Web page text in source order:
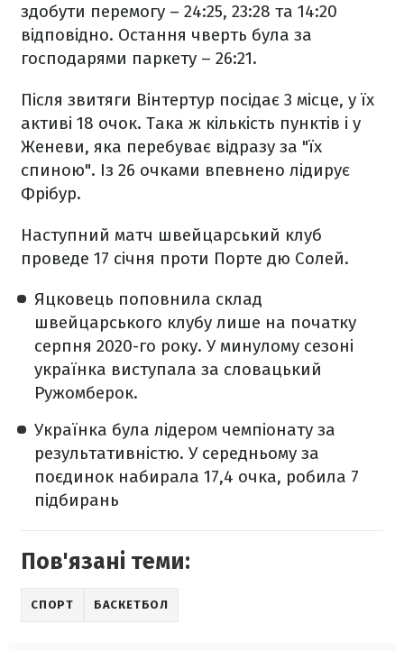
здобути перемогу – 24:25, 23:28 та 14:20
відповідно. Остання чверть була за
господарями паркету – 26:21.
Після звитяги Вінтертур посідає 3 місце, у їх
активі 18 очок. Така ж кількість пунктів і у
Женеви, яка перебуває відразу за "їх
спиною". Із 26 очками впевнено лідирує
Фрібур.
Наступний матч швейцарський клуб
проведе 17 січня проти Порте дю Солей.
Яцковець поповнила склад
швейцарського клубу лише на початку
серпня 2020-го року. У минулому сезоні
українка виступала за словацький
Ружомберок.
Українка була лідером чемпіонату за
результативністю. У середньому за
поєдинок набирала 17,4 очка, робила 7
підбирань
Пов'язані теми:
СПОРТ БАСКЕТБОЛ